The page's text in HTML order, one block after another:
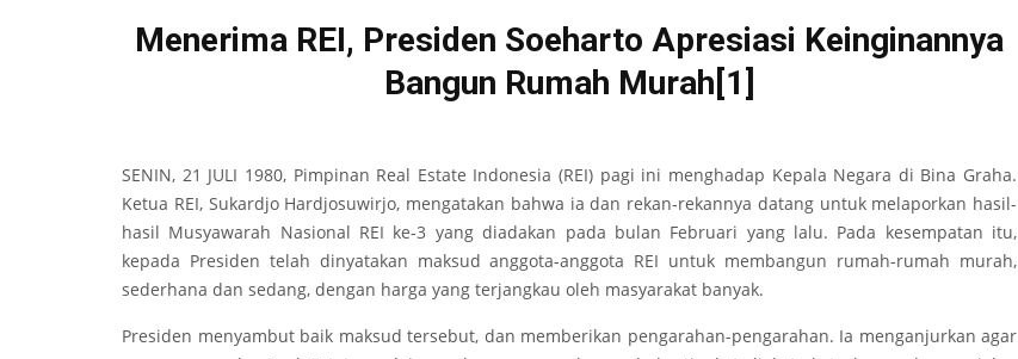
Menerima REI, Presiden Soeharto Apresiasi Keinginannya
Bangun Rumah Murah [1]
SENIN, 21 JULI 1980, Pimpinan Real Estate Indonesia (REI) pagi ini menghadap Kepala Negara di Bina Graha.
Ketua REI, Sukardjo Hardjosuwirjo, mengatakan bahwa ia dan rekan-rekannya datang untuk melaporkan hasil-
hasil Musyawarah Nasional REI ke-3 yang diadakan pada bulan Februari yang lalu. Pada kesempatan itu,
kepada Presiden telah dinyatakan maksud anggota-anggota REI untuk membangun rumah-rumah murah,
sederhana dan sedang, dengan harga yang terjangkau oleh masyarakat banyak.
Presiden menyambut baik maksud tersebut, dan memberikan pengarahan-pengarahan. Ia menganjurkan agar